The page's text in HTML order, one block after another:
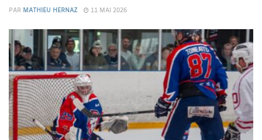
PAR MATHIEU HERNAZ 11 MAI 2026